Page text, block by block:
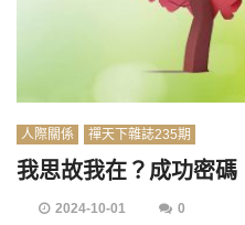
人際關係 禪天下雜誌235期
我思故我在？成功密
2024-10-01 0